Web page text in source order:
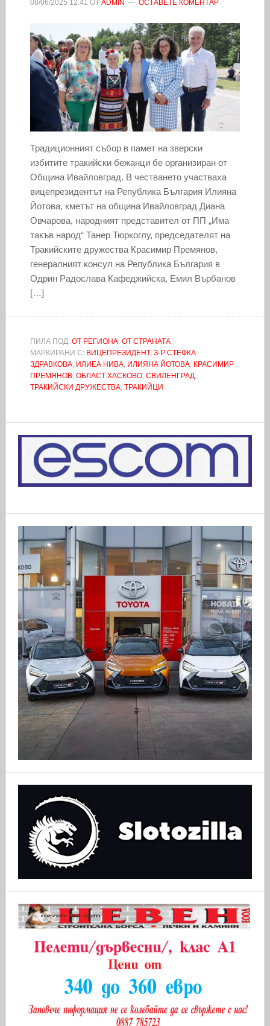
08/06/2025 12:41 ОТ ADMIN ОСТАВЕТЕ КОМЕНТАР
Традиционният събор в памет на зверски
избитите тракийски бежанци бе организиран от
Община Ивайловград. В честването участваха
вицепрезидентът на Република България Илияна
Йотова, кметът на община Ивайловград Диана
Овчарова, народният представител от ПП „Има
такъв народ“ Танер Тюркоглу, председателят на
Тракийските дружества Красимир Премянов,
генералният консул на Република България в
Одрин Радослава Кафеджийска, Емил Върбанов
[…]
ПИЛА ПОД: ОТ РЕГИОНА, ОТ СТРАНАТА
МАРКИРАНИ С: ВИЦЕПРЕЗИДЕНТ, З-Р СТЕФКА
ЗДРАВКОВА, ИЛИЕА НИВА, ИЛИЯНА ЙОТОВА, КРАСИМИР
ПРЕМЯНОВ, ОБЛАСТ ХАСКОВО, СВИЛЕНГРАД,
ТРАКИЙСКИ ДРУЖЕСТВА, ТРАКИЙЦИ